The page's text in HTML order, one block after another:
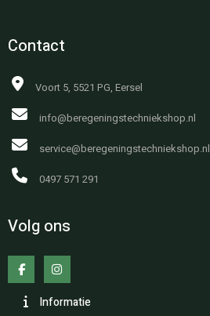
Contact
Voort 5, 5521 PG, Eersel
info@beregeningstechniekshop.nl
service@beregeningstechniekshop.nl
0497 571 291
Volg ons
Informatie